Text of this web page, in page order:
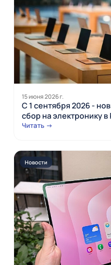
15 июня 2026 г.
С 1 сентября 2026 -
сбор на электронику в
Читать →
Новости